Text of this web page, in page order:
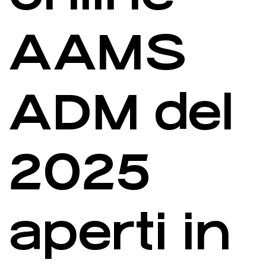
AAMS
ADM del
2025
aperti in